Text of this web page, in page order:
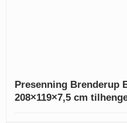
Presenning Brenderup
208×119×7,5 cm